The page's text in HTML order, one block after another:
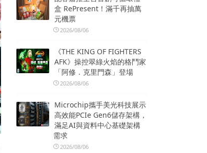
盒 RePresent！滿千再抽萬
元機票
2026/08/06
《THE KING OF FIGHTERS
AFK》操控翠綠火焰的格鬥家
「阿修．克里門森」登場
2026/08/06
Microchip攜手美光科技展示
高效能PCIe Gen6儲存架構，
滿足AI與資料中心基礎架構
需求
2026/08/06